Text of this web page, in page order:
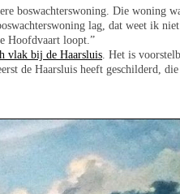
boswachterswoning. Die woning
lag, dat weet ik niet
Hoofdvaart loopt.”
vlak bij de Haarsluis . Het is
de Haarsluis heeft geschilderd,